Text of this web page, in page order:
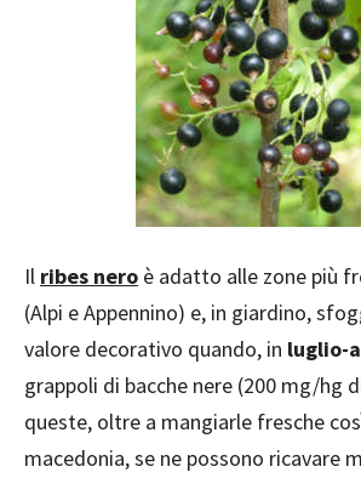
Il ribes nero è adatto alle zone più
(Alpi e Appennino) e, in giardino,
valore decorativo quando, in luglio-
grappoli di bacche nere (200 mg/hg
queste, oltre a mangiarle fresche
macedonia, se ne possono ricavare